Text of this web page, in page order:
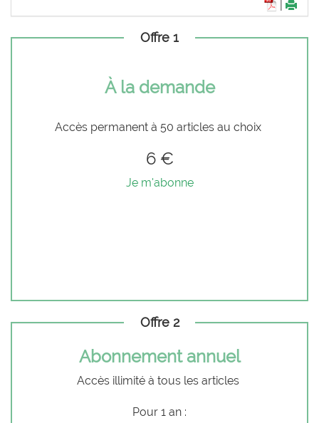
Offre 1
À la demande
Accès permanent à 50 articles au choix
6 €
Je m'abonne
Offre 2
Abonnement annuel
Accès illimité à tous les articles
Pour 1 an :